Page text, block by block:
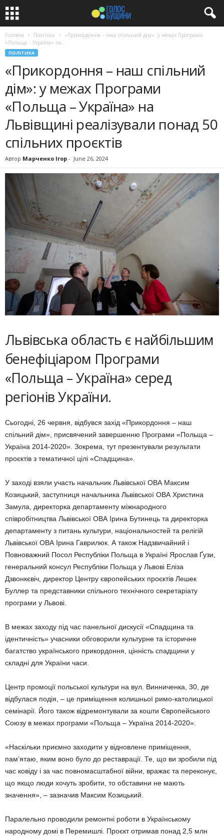
Головна Політика
«Прикордоння – наш спільний дім»: у межах Програми
«Польща – Україна» на...
ПОЛІТИКА
«Прикордоння – наш спільний
дім»: у межах Програми
«Польща – Україна» на
Львівщині реалізували понад 50
спільних проєктів
Автор Марченко Ігор - June 26, 2024
Львівська область є найбільшим
бенефіціаром Програми
«Польща – Україна» серед
регіонів України.
Сьогодні, 26 червня, відбувся захід «Прикордоння – наш
спільний дім», присвячений завершенню Програми «Польща –
Україна 2014-2020». Зокрема, тут презентували результати
проєктів з тематичної цілі «Спадщина».
У заході взяли участь начальник Львівської ОВА Максим
Козицький, заступниця начальника Львівської ОВА Христина
Замула, директорка департаменту міжнародного
співробітництва Львівської ОВА Ірина Бутинець та директорка
департаменту з питань культури, національностей та релігій
Львівської ОВА Ірина Гаврилюк. А також Надзвичайний і
Повноважний Посол Республіки Польща в Україні Ярослав Ґузи,
генеральний консул Республіки Польща у Львові Еліза
Дзвонкєвіч, директор Центру європейських проєктів Лешек
Буллер та представники спільного технічного секретаріату
програми у Львові.
В межах заходу під час панельної дискусії «Спадщина та
ідентичність» учасники обговорили культурне та історичне
багатство українського прикордоння, цінність спадщини у
складні для України часи.
Центр промоції польської культури на вул. Винниченка, 30, де
відбулася подія, – це приміщення колишньої римо-католицької
семінарії. Його також відремонтували за кошти Європейського
Союзу в межах програми «Польща – Україна 2014-2020».
«Наскільки приємно заходити у відновлене приміщення,
пам’ятаю, яким воно було до реставрації. Те, що ви зробили під
час ковіду і за час повномасштабної війни, вражає та переконує,
що якщо люди хочуть зробити, то обставини не мають
значення», – зазначив Максим Козицький.
Паралельно проводили ремонтні роботи в Українському
народному домі в Перемишлі. Проєкт отримав понад 2,5 млн